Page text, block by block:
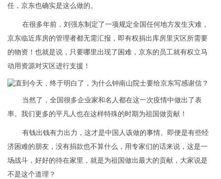
任，京东也确实是这么做的。
在很多年前，刘强东制定了一项规定全国任何地方发生灾难，
京东临近库房的管理者都无需汇报，即有权捐出库房里灾区所需要
的物资！也就是说，只要哪里出现了困难，京东的员工就有权立马
动用资源对灾区进行支援！
当然了，全国很多企业家和名人都在这一次疫情中做出了表
率。我们更多的平凡人也在这样特殊的时期为祖国做贡献！
有钱出钱有力出力，这才是中国人该做的事情。即便是有些经
济困难的朋友，没有捐款也不算什么，用专家们的话来说，这是一
场战斗，好好的待在家里，就是为祖国做出最大的贡献，大家说是
不是这个道理？